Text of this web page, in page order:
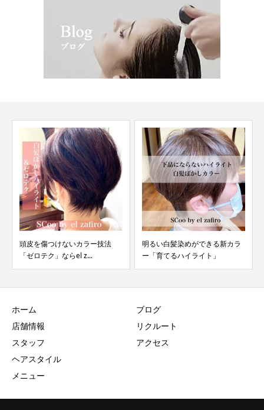
頭皮を傷つけないカラー技法
「ゼロテク」ならel z...
明るい白髪染めができる新カラ
ー「育てるハイライト」
ホーム
店舗情報
スタッフ
ヘアスタイル
メニュー
ブログ
リクルート
アクセス